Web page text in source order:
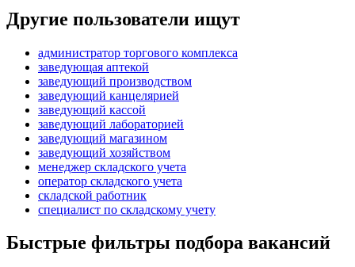
Другие пользователи ищут
администратор торгового комплекса
заведующая аптекой
заведующий производством
заведующий канцелярией
заведующий кассой
заведующий лабораторией
заведующий магазином
заведующий хозяйством
менеджер складского учета
оператор складского учета
складской работник
специалист по складскому учету
Быстрые фильтры подбора вакансий